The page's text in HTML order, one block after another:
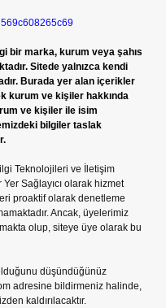
bir marka, kurum veya şahıs
Sitede yalnızca kendi
Burada yer alan içerikler
kurum ve kişiler hakkında
ve kişiler ile isim
bilgiler taslak
Teknolojileri ve İletişim
Sağlayıcı olarak hizmet
proaktif olarak denetleme
Ancak, üyelerimiz
olup, siteye üye olarak bu
düşündüğünüz
adresine bildirmeniz halinde,
kaldırılacaktır.